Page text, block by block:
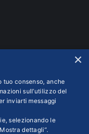
×
consenso, anche
sull’utilizzo del
inviarti messaggi
selezionando le
dettagli”.